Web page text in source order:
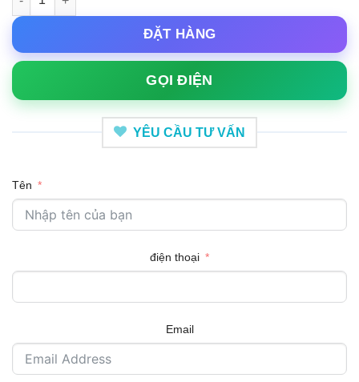
ĐẶT HÀNG
GỌI ĐIỆN
YÊU CẦU TƯ VẤN
Tên
điện thoại
Email